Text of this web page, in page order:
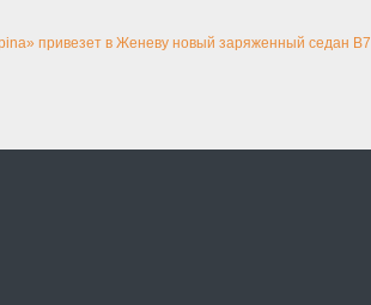
привезет в Женеву новый заряженный седан B7